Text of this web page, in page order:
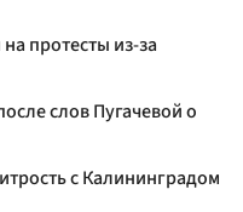
протесты из-за
слов Пугачевой о
с Калининградом